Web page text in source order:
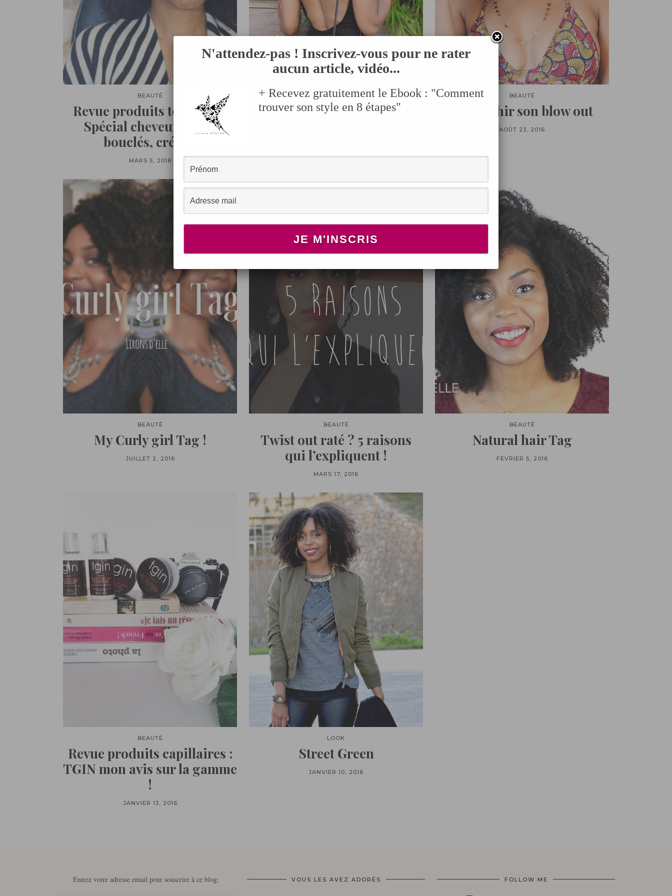
BEAUTÉ
Revue produits terminés :
Spécial cheveux afros,
bouclés, crépus
MARS 5, 2018
LOOK
Summer Vibes avec un dos
BEAUTÉ
Rafraichir son blow out
AOÛT 23, 2016
BEAUTÉ
My Curly girl Tag !
JUILLET 2, 2016
BEAUTÉ
Twist out raté ? 5 raisons
qui l’expliquent !
MARS 17, 2016
BEAUTÉ
Natural hair Tag
FÉVRIER 5, 2016
BEAUTÉ
Revue produits capillaires :
TGIN mon avis sur la gamme
!
JANVIER 13, 2016
LOOK
Street Green
JANVIER 10, 2016
Entrez votre adresse email pour souscrire à ce blog: VOUS LES AVEZ ADORÉS FOLLOW ME
N'attendez-pas ! Inscrivez-vous pour ne rater
aucun article, vidéo...
+ Recevez gratuitement le Ebook : "Comment
trouver son style en 8 étapes"